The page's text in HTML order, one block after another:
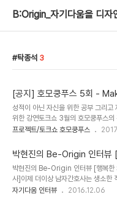
B:Origin_자기다움을 디자
탁종석 3
[공지] 호모쿵푸스 5회 -
스터 황준원
성적이 아닌 자신을 위한 공부 그리고
위한 강연토크쇼 3월의 호모쿵푸스의
터로 활동하고 있는 황준원 대표는미
알려주는 일입니다. 4차 산업 혁명으
비를 해야할까요? 황준원 대표는 미
기회라고 말합니다. 행복한 미래를 기
거예요.강연 후에는 해밀학교 인순이
거랍니다. 토크쇼 호모쿵푸스는 홍천
프로젝트/토크쇼 호모쿵푸스
박현진의 Be-Origin 인터뷰
탁종석 간호사]
박현진의 Be-Origin 인터뷰 [행복한
사]이제 더이상 남자간호사는 생소한
의 간호대학에 지원하는 남학생 비율
자기다움 인터뷰 2016.12.06